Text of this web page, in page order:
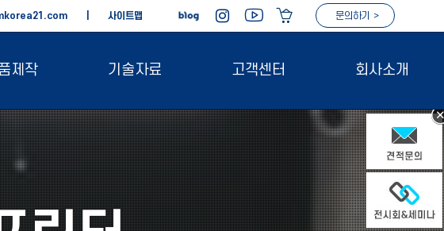
사이트맵 문의하기 >
제작 기술자료 고객센터 회사소개